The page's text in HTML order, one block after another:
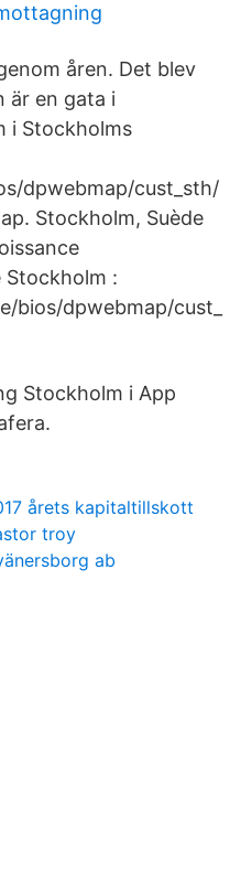
åren. Det blev
är en gata i
i Stockholms
dpwebmap/cust_sth/
Stockholm, Suède
:
dpwebmap/cust_
Stockholm i App
årets kapitaltillskott
troy
ab